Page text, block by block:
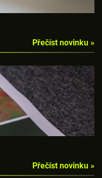
Přečíst novinku »
Přečíst novinku »